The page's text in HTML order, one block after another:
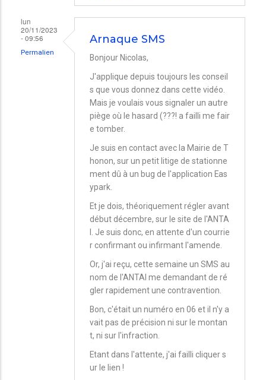
lun
20/11/2023
- 09:56
Permalien
Arnaque SMS
Bonjour Nicolas,
J'applique depuis toujours les conseil
s que vous donnez dans cette vidéo.
Mais je voulais vous signaler un autre
piège où le hasard (???! a failli me fair
e tomber.
Je suis en contact avec la Mairie de T
honon, sur un petit litige de stationne
ment dû à un bug de l'application Eas
ypark.
Et je dois, théoriquement régler avant
début décembre, sur le site de l'ANTA
I. Je suis donc, en attente d'un courrie
r confirmant ou infirmant l'amende.
Or, j'ai reçu, cette semaine un SMS au
nom de l'ANTAI me demandant de ré
gler rapidement une contravention.
Bon, c'était un numéro en 06 et il n'y a
vait pas de précision ni sur le montan
t, ni sur l'infraction.
Etant dans l'attente, j'ai failli cliquer s
ur le lien !